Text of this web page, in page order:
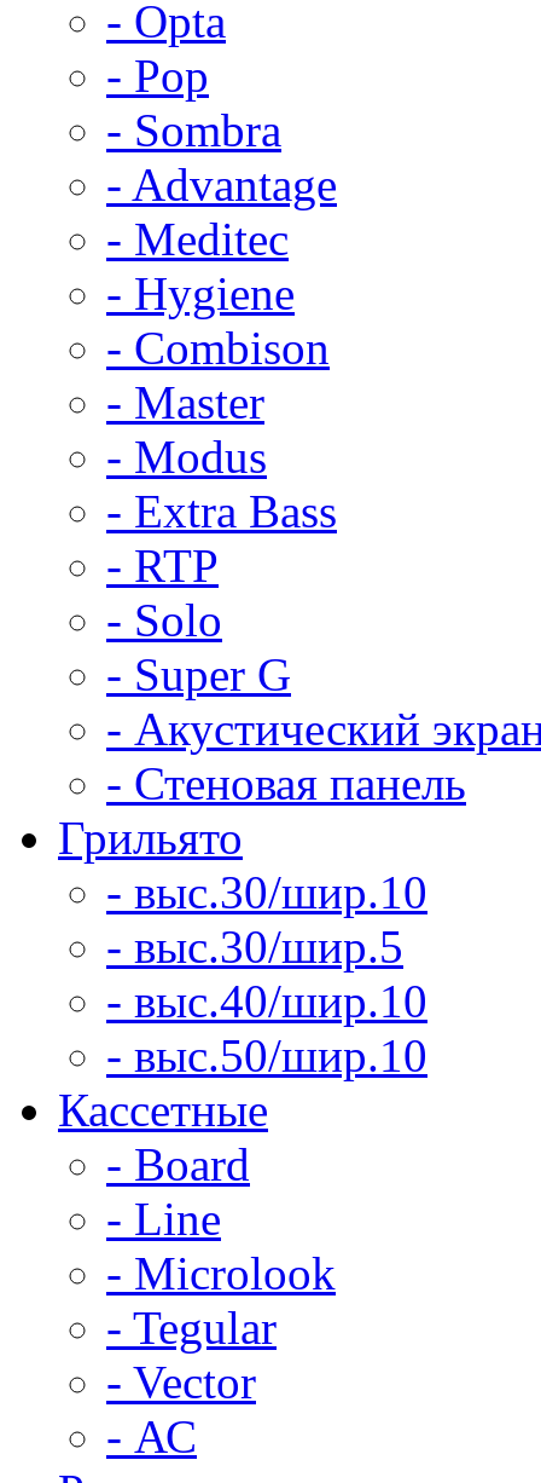
- Opta
- Pop
- Sombra
- Advantage
- Meditec
- Hygiene
- Combison
- Master
- Modus
- Extra Bass
- RTP
- Solo
- Super G
- Акустический
- Стеновая панель
Грильято
- выс.30/шир.10
- выс.30/шир.5
- выс.40/шир.10
- выс.50/шир.10
Кассетные
- Board
- Line
- Microlook
- Tegular
- Vector
- АС